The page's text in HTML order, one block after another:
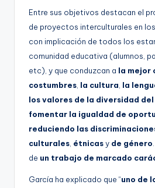
Entre sus objetivos destacan el
de proyectos interculturales en
con implicación de todos los
comunidad educativa (alumnos,
etc), y que conduzcan a la mejor
costumbres la cultura la
los valores de la diversidad del
fomentar la igualdad de
reduciendo las
culturales étnicasy de género
de un trabajo de marcado
García ha explicado que “uno de